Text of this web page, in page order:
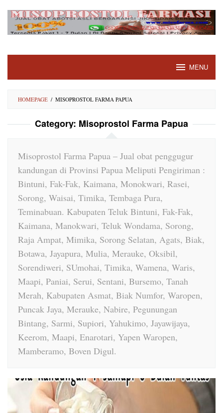
Skip
content
MENU
HOMEPAGE / MISOPROSTOL FARMA PAPUA
Category: Misoprostol Farma Papua
Misoprostol Farma Papua – Jual obat penggugur
kandungan di Provinsi Papua Meliputi Pengiriman :
Bintuni, Fak-Fak, Kaimana, Monokwari, Rasei,
Sorong, Waisai, Timika, Tembaga Pura,
Teminabuan. Kabupaten Teluk Bintuni, Fak-Fak,
Kaimana, Manokwari, Teluk Wondama, Sorong,
Raja Ampat, Mimika, Sorong Selatan, Agats, Biak,
Botawa, Jayapura, Mulia, Merauke, Oksibil,
Sorendiweri, SUmohai, Timika, Wamena, Waris,
Maapi, Paniai, Serui, Sentani, Bursemo, Tanah
Merah, Kabupaten Asmat, Biak Numfor, Waropen,
Puncak Jaya, Merauke, Nabire, Pegunungan
Bintang, Sarmi, Supiori, Yahukimo, Jayawijaya,
Keerom, Maapi, Enarotari, Yapen Waropen,
Mamberamo, Boven Digul.